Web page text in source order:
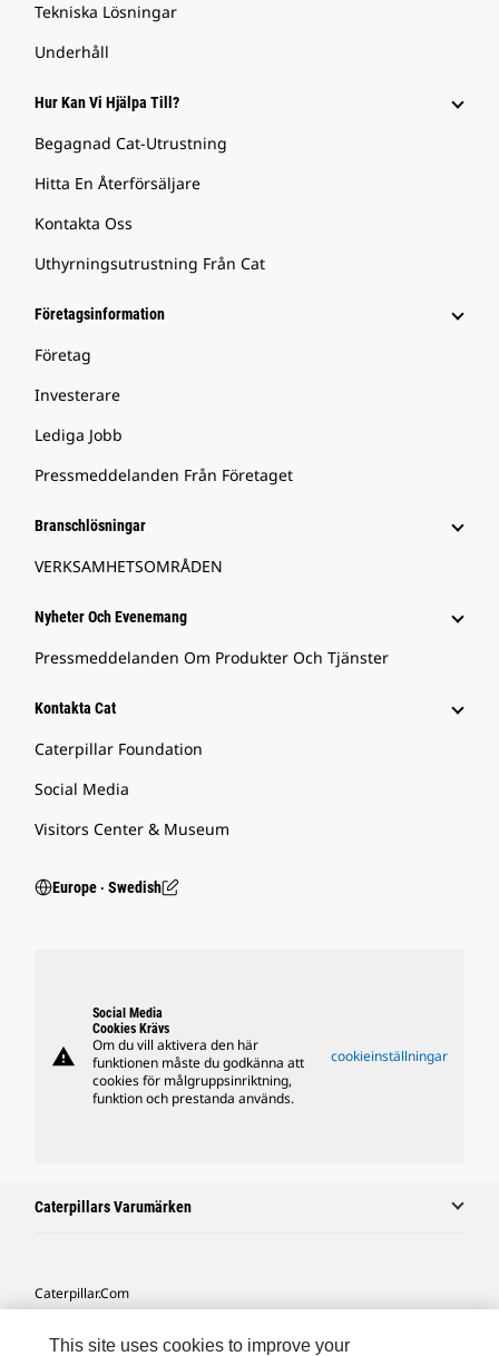
Tekniska Lösningar
Underhåll
Hur Kan Vi Hjälpa Till?
Begagnad Cat-Utrustning
Hitta En Återförsäljare
Kontakta Oss
Uthyrningsutrustning Från Cat
Företagsinformation
Företag
Investerare
Lediga Jobb
Pressmeddelanden Från Företaget
Branschlösningar
VERKSAMHETSOMRÅDEN
Nyheter Och Evenemang
Pressmeddelanden Om Produkter Och Tjänster
Kontakta Cat
Caterpillar Foundation
Social Media
Visitors Center & Museum
Europe ‧ Swedish
warning
Social Media
Cookies Krävs
Om du vill aktivera den här
funktionen måste du godkänna att
cookies för målgruppsinriktning,
funktion och prestanda används.
cookieinställningar
Caterpillars Varumärken
Caterpillar.com
This site uses cookies to improve your